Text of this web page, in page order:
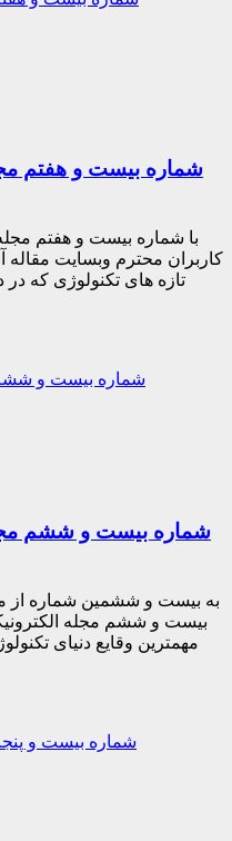
شماره بیست و هفتم
با شماره بیست و هفتم
کاربران محترم وبسایت
تازه های تکنولوژی که
شماره بیست و ششم
به بیست و ششمین شماره از
بیست و ششم مجله
مهمترین وقایع دنیای تکنولوژی در